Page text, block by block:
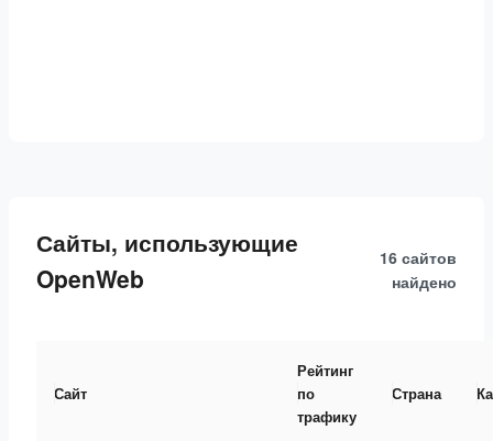
Сайты, использующие
OpenWeb
16 сайтов
найдено
Сайт
Рейтинг
по
трафику
Страна